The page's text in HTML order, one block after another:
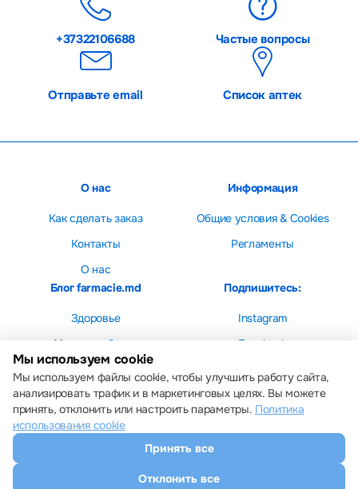
+37322106688 Частые вопросы
Отправьте email Список аптек
О нас
Как сделать заказ
Контакты
О нас
Информация
Общие условия & Cookies
Регламенты
Блог farmacie.md
Здоровье
Мама и ребенок
Красота
Подпишитесь:
Instagram
Facebook
Все права защищены © 2013 – 2026 Farmacie.md
Настройки cookie
Мы используем cookie
Мы используем файлы cookie, чтобы улучшить работу сайта,
анализировать трафик и в маркетинговых целях. Вы можете
принять, отклонить или настроить параметры. Политика
использования cookie
Принять все
Отклонить все